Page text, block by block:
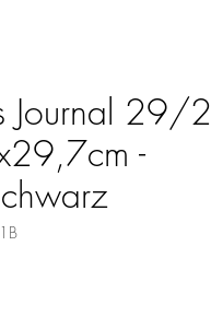
Journal 29/2
-